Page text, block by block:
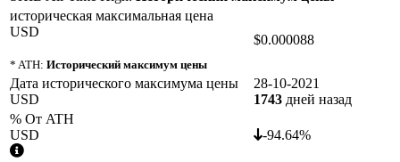
историческая максимальная цена
USD
* ATH: Исторический максимум цены
$0.000088
Дата исторического максимума цены
USD
28-10-2021
1743 дней назад
% От ATH
USD
-94.64%